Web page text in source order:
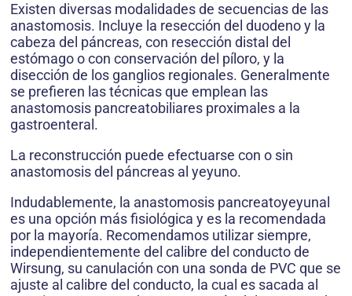
Existen diversas modalidades de secuencias de las
anastomosis. Incluye la resección del duodeno y la
cabeza del páncreas, con resección distal del
estómago o con conservación del píloro, y la
disección de los ganglios regionales. Generalmente
se prefieren las técnicas que emplean las
anastomosis pancreatobiliares proximales a la
gastroenteral.
La reconstrucción puede efectuarse con o sin
anastomosis del páncreas al yeyuno.
Indudablemente, la anastomosis pancreatoyeyunal
es una opción más fisiológica y es la recomendada
por la mayoría. Recomendamos utilizar siempre,
independientemente del calibre del conducto de
Wirsung, su canulación con una sonda de PVC que se
ajuste al calibre del conducto, la cual es sacada al